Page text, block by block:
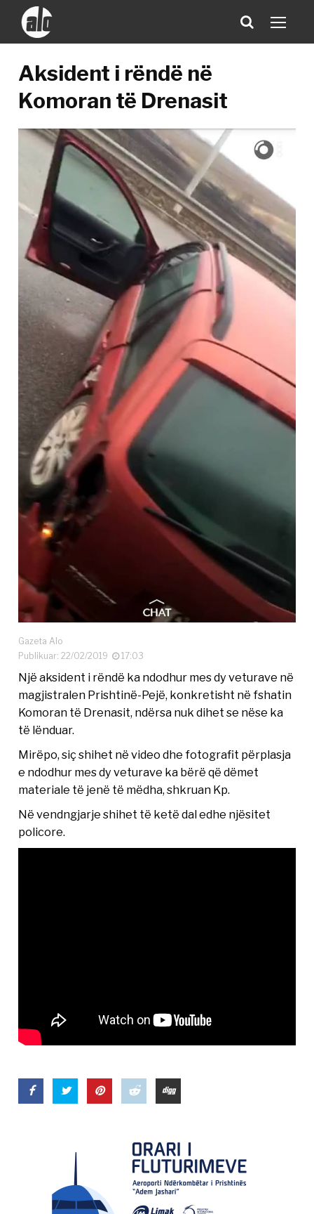
​Aksident i rëndë në
Komoran të Drenasit
Gazeta Alo
Publikuar: 22/02/2019
17:03
Një aksident i rëndë ka ndodhur mes dy veturave në
magjistralen Prishtinë-Pejë, konkretisht në fshatin
Komoran të Drenasit, ndërsa nuk dihet se nëse ka
të lënduar.
Mirëpo, siç shihet në video dhe fotografit përplasja
e ndodhur mes dy veturave ka bërë që dëmet
materiale të jenë të mëdha, shkruan Kp.
Në vendngjarje shihet të ketë dal edhe njësitet
policore.